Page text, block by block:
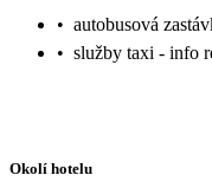
• autobusová
• služby taxi - info
Okolí hotelu